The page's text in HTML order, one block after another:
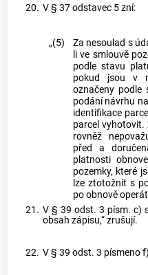
20. V § 37 odstavec 5 zní:
„(5)
Za nesoulad s
li ve smlouvě
podle stavu
pokud jsou v
označeny podle
podání návrhu
identifikace
parcel vyhotovit.
rovněž
před a
platnosti
pozemky, které
lze ztotožnit s
po obnově
21. V § 39 odst. 3 písm. c)
obsah zápisu,“ zrušují.
22. V § 39 odst. 3 písmeno